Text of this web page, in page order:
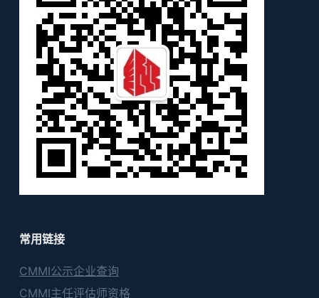
常用链接
CMMI公示企业查询
CMMI主任评估师资格